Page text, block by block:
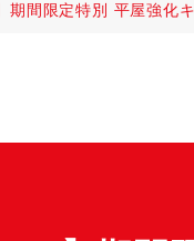
期間限定特別 平屋強化